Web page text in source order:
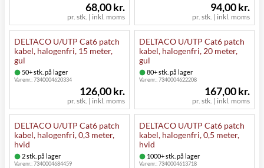
pr. stk. | inkl. moms
68,00 kr.
pr. stk. | inkl. moms
94,00 kr.
DELTACO U/UTP Cat6 patch
kabel, halogenfri, 15 meter,
gul
50+ stk. på lager
Varenr.:7340004620334
pr. stk. | inkl. moms
126,00 kr.
DELTACO U/UTP Cat6 patch
kabel, halogenfri, 20 meter,
gul
80+ stk. på lager
Varenr.:7340004622208
pr. stk. | inkl. moms
167,00 kr.
DELTACO U/UTP Cat6 patch
kabel, halogenfri, 0,3 meter,
hvid
2 stk. på lager
Varenr.:7340004684459
DELTACO U/UTP Cat6 patch
kabel, halogenfri, 0,5 meter,
hvid
1000+ stk. på lager
Varenr.:7340004613718